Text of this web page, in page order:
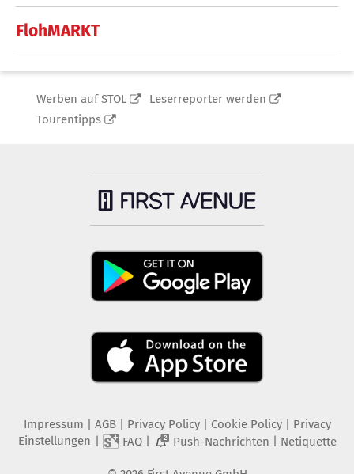
FlohMARKT
Werben auf STOL
Leserreporter werden
Tourentipps
Impressum | AGB | Privacy Policy| Cookie Policy| Privacy
Einstellungen | FAQ| 2 Push-Nachrichten | Netiquette